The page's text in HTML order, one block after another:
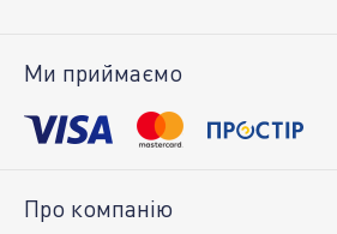
Повернення товару
Ми приймаємо
Про компанію